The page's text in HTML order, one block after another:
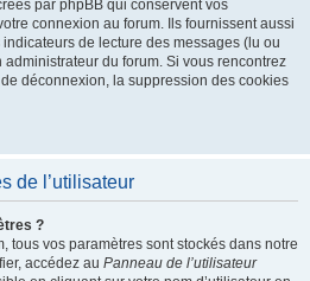
par phpBB qui conservent vos
connexion au forum. Ils fournissent aussi
de lecture des messages (lu ou
du forum. Si vous rencontrez
déconnexion, la suppression des cookies
de l’utilisateur
?
tous vos paramètres sont stockés dans notre
accédez au Panneau de l’utilisateur